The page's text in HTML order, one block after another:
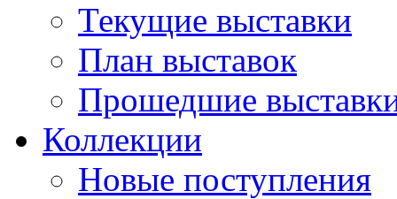
Текущие выставки
План выставок
Прошедшие
Коллекции
Новые поступления